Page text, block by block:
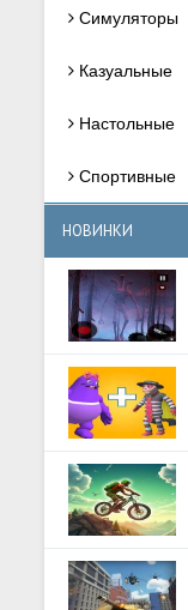
Симуляторы
Казуальные
Настольные
Спортивные
НОВИНКИ